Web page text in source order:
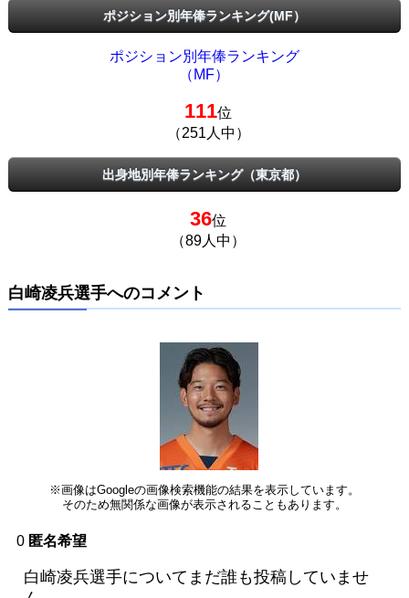
ポジション別年俸ランキング(MF）
ポジション別年俸ランキング
（MF）
111位
（251人中）
出身地別年俸ランキング（東京都）
36位
（89人中）
白崎凌兵選手へのコメント
※画像はGoogleの画像検索機能の結果を表示しています。
そのため無関係な画像が表示されることもあります。
0 匿名希望
白崎凌兵選手についてまだ誰も投稿していませ